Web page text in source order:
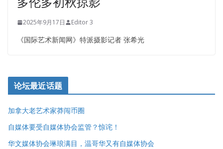
2025年9月17日 Editor 3
《国际艺术新闻网》特派摄影记者 张希光
论坛最近话题
加拿大老艺术家莽闯币圈
自媒体要受自媒体协会监管？惊诧！
华文媒体协会琳琅满目，温哥华又有自媒体协会